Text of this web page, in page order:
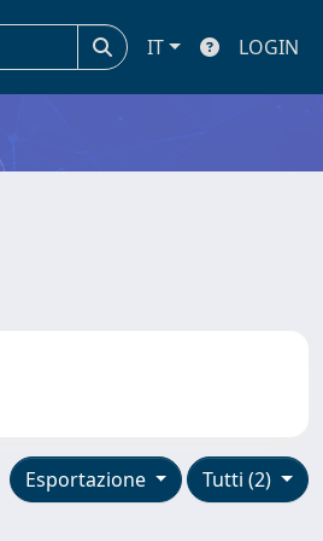
IT LOGIN
Tutti (2)
Esportazione